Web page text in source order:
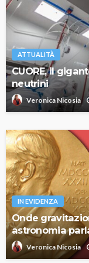
ATTUALITÀ
CUORE, il
neutrini
Veronica Nicosia
IN EVIDENZA
Onde
astronomia
Veronica Nicosia